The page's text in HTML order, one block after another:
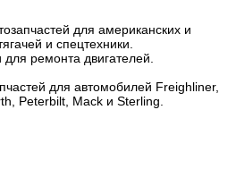
для американских и
и спецтехники.
ремонта двигателей.
для автомобилей Freighliner,
Peterbilt, Mack и Sterling.